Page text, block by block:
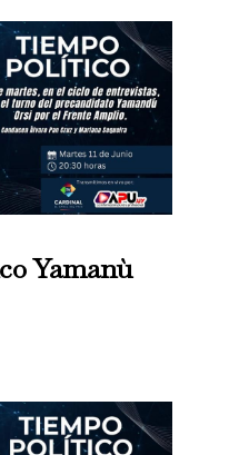
Yamanù